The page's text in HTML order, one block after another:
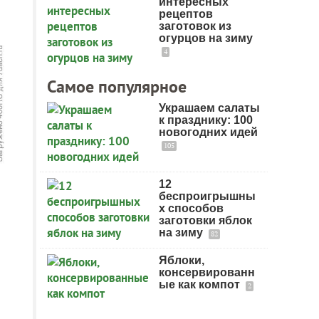
рецептов
заготовок из
огурцов на зиму
4
Самое популярное
Украшаем салаты
к празднику: 100
новогодних идей
105
12
беспроигрышны
х способов
заготовки яблок
на зиму
82
Яблоки,
консервированн
ые как компот
2